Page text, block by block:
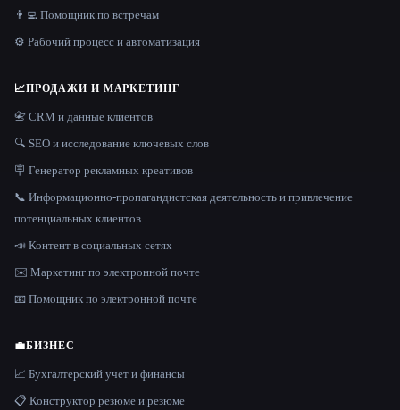
👨‍💻 Помощник по встречам
⚙️ Рабочий процесс и автоматизация
📈ПРОДАЖИ И МАРКЕТИНГ
📇 CRM и данные клиентов
🔍 SEO и исследование ключевых слов
🪧 Генератор рекламных креативов
📞 Информационно-пропагандистская деятельность и привлечение
потенциальных клиентов
📣 Контент в социальных сетях
✉️ Маркетинг по электронной почте
📧 Помощник по электронной почте
💼БИЗНЕС
📈 Бухгалтерский учет и финансы
📋 Конструктор резюме и резюме